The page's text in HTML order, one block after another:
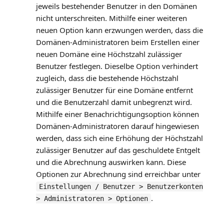
jeweils bestehender Benutzer in den Domänen
nicht unterschreiten. Mithilfe einer weiteren
neuen Option kann erzwungen werden, dass die
Domänen-Administratoren beim Erstellen einer
neuen Domäne eine Höchstzahl zulässiger
Benutzer festlegen. Dieselbe Option verhindert
zugleich, dass die bestehende Höchstzahl
zulässiger Benutzer für eine Domäne entfernt
und die Benutzerzahl damit unbegrenzt wird.
Mithilfe einer Benachrichtigungsoption können
Domänen-Administratoren darauf hingewiesen
werden, dass sich eine Erhöhung der Höchstzahl
zulässiger Benutzer auf das geschuldete Entgelt
und die Abrechnung auswirken kann. Diese
Optionen zur Abrechnung sind erreichbar unter
Einstellungen / Benutzer > Benutzerkonten
> Administratoren > Optionen .